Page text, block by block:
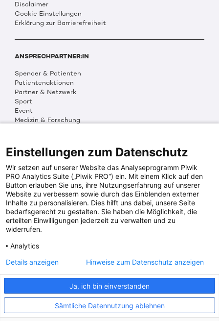
Disclaimer
Cookie Einstellungen
Erklärung zur Barrierefreiheit
ANSPRECHPARTNER:IN
Spender & Patienten
Patientenaktionen
Partner & Netzwerk
Sport
Event
Medizin & Forschung
Multimedia
Social Media
PRESSEINFOS
Fotos & Media
Digitale Pressemappen
Patientenaktionen
DKMS SPENDENKONTO
DKMS Donor Center gGmbH
IBAN: DE64641500200000255556
BIC: SOLADES1TUB
Einstellungen zum Datenschutz
Wir setzen auf unserer Website das Analyseprogramm Piwik
PRO Analytics Suite („Piwik PRO“) ein. Mit einem Klick auf den
Button erlauben Sie uns, ihre Nutzungserfahrung auf unserer
Website zu verbessern sowie durch das Einblenden externer
Inhalte zu personalisieren. Dies hilft uns dabei, unsere Seite
bedarfsgerecht zu gestalten. Sie haben die Möglichkeit, die
erteilten Einwilligungen jederzeit zu verwalten und zu
widerrufen.
Analytics
Ja, ich bin einverstanden
Sämtliche Datennutzung ablehnen
Details anzeigen Hinweise zum Datenschutz anzeigen